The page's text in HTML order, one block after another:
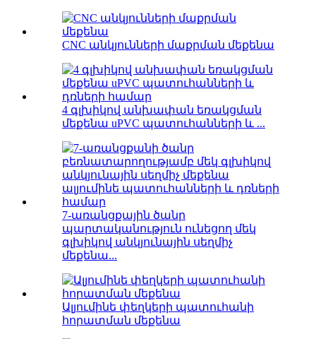
CNC անկյունների մաքրման մեքենա
4 գլխիկով անխափան եռակցման
մեքենա uPVC պատուհանների և ...
7-առանցքային ծանր
պարտականություն ունեցող մեկ
գլխիկով անկյունային սեղմիչ
մեքենա...
Ալյումինե փեղկերի պատուհանի
հորատման մեքենա